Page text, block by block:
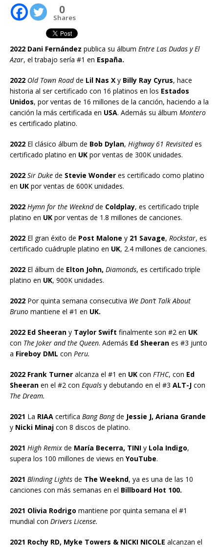
0
Shares
2022 Dani Fernández publica su álbum Entre Las Dudas y El
Azar, el trabajo sería #1 en España.
2022 Old Town Roadde Lil Nas X y Billy Ray Cyrus, hace
historia al ser certificado con 16 platinos en los Estados
Unidos, por ventas de 16 millones de la canción, haciendo a la
canción la más certificada en USA. Además su álbum Montero
es certificado platino.
2022 El clásico álbum de Bob Dylan, Highway 61 Revisitedes
certificado platino en UK por ventas de 300K unidades.
2022 Sir Duke de Stevie Wonder es certificado como platino
en UK por ventas de 600K unidades.
2022 Hymn for the Weekndde Coldplay, es certificado triple
platino en UK por ventas de 1.8 millones de canciones.
2022 El gran éxito de Post Malone y 21 Savage, Rockstar, es
certificado cuádruple platino en UK, 2.4 millones de canciones.
2022 El álbum de Elton John, Diamonds, es certificado triple
platino en UK, 900K unidades.
2022 Por quinta semana consecutiva We Don’t Talk About
Bruno mantiene el #1 en UK.
2022 Ed Sheeran y Taylor Swift finalmente son #2 en UK
con The Joker and the Queen. Además Ed Sheeran es #3 junto
a Fireboy DML con Peru.
2022 Frank Turner alcanza el #1 en UK con FTHC, con Ed
Sheeran en el #2 con Equals y debutando en el #3 ALT-J con
The Dream.
2021 La RIAA certifica Bang Bangde Jessie J, Ariana Grande
y Nicki Minaj con 8 discos de platino.
2021 High Remix de María Becerra, TINI y Lola Indigo,
supera los 100 millones de views en YouTube.
2021 Blinding Lights de The Weeknd, ya es una de las 10
canciones con más semanas en el Billboard Hot 100.
2021 Olivia Rodrigo mantiene por quinta semana el #1
mundial con Drivers License.
2021 Rochy RD, Myke Towers & NICKI NICOLE alcanzan el